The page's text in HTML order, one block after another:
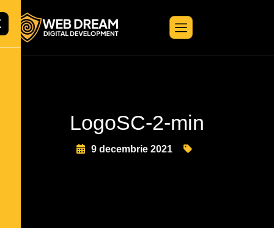
LogoSC-2-min
9 decembrie 2021